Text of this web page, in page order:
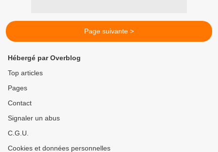
Page suivante >
Hébergé par Overblog
Top articles
Pages
Contact
Signaler un abus
C.G.U.
Cookies et données personnelles